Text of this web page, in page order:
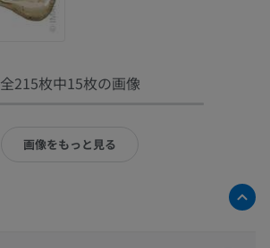
全215枚中15枚の画像
画像をもっと見る